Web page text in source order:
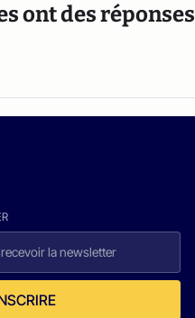
ont des réponses